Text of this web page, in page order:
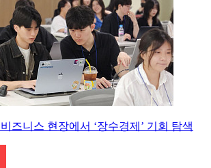
즈니스 현장에서 ‘장수경제’ 기회 탐색